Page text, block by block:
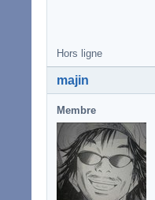
Hors ligne
majin
Membre